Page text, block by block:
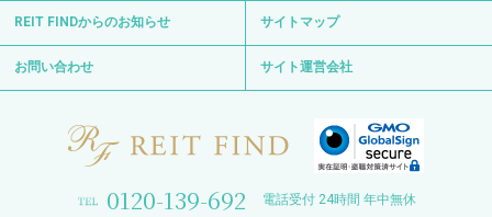
REIT FINDからのお知らせ サイトマップ
お問い合わせ サイト運営会社
0120-139-692 電話受付 24時間 年中無休